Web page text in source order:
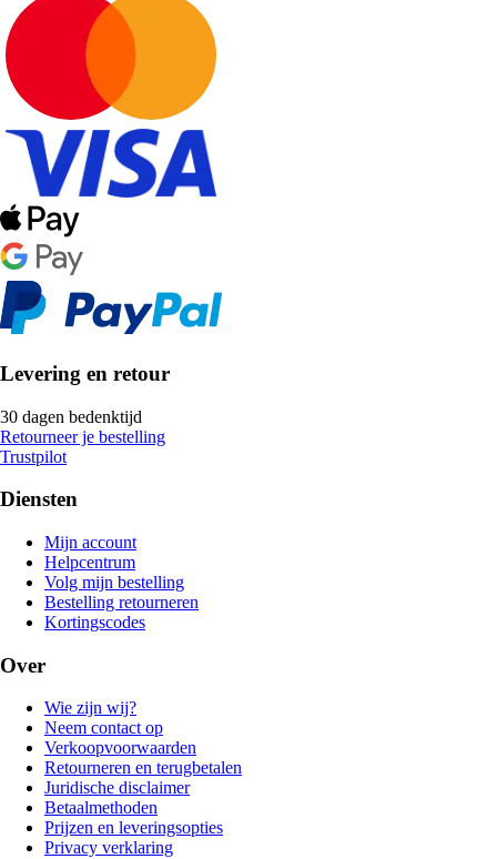
Levering en retour
30 dagen bedenktijd
Retourneer je bestelling
Trustpilot
Diensten
Mijn account
Helpcentrum
Volg mijn bestelling
Bestelling retourneren
Kortingscodes
Over
Wie zijn wij?
Neem contact op
Verkoopvoorwaarden
Retourneren en terugbetalen
Juridische disclaimer
Betaalmethoden
Prijzen en leveringsopties
Privacy verklaring